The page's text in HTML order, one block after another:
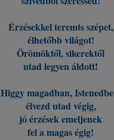
Érzésekkel teremts szépet,
élhetőbb világot!
Örömöktől, sikerektől
utad legyen áldott!
Higgy magadban,
élvezd utad végig,
jó érzések emeljenek
fel a magas égig!